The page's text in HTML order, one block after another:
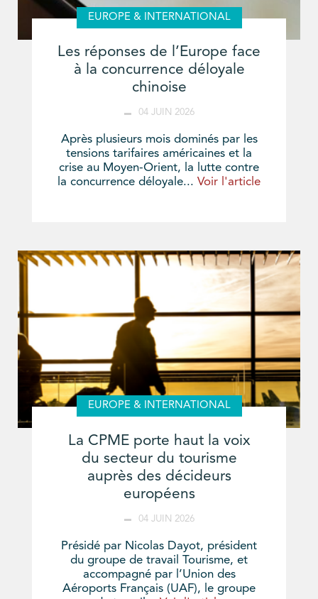
EUROPE & INTERNATIONAL
Les réponses de l’Europe face
à la concurrence déloyale
chinoise
04 JUIN 2026
Après plusieurs mois dominés par les
tensions tarifaires américaines et la
crise au Moyen-Orient, la lutte contre
la concurrence déloyale... Voir l'article
EUROPE & INTERNATIONAL
La CPME porte haut la voix
du secteur du tourisme
auprès des décideurs
européens
04 JUIN 2026
Présidé par Nicolas Dayot, président
du groupe de travail Tourisme, et
accompagné par l’Union des
Aéroports Français (UAF), le groupe